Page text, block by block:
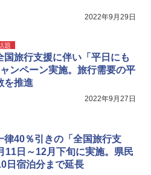
ッシュ 5人用 簡単設置 ポップアップ
2022年9月29日
題
国旅行支援に伴い「平日にも
ンペーン実施。旅行需要の平
を推進
2022年9月27日
律40％引きの「全国旅行支
11日～12月下旬に実施。県民
日宿泊分まで延長